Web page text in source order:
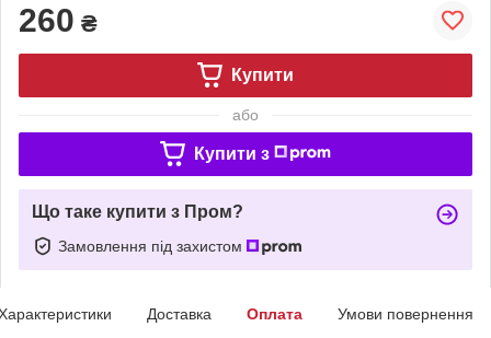
260 ₴
Купити
або
Купити з
Що таке купити з Пром?
Замовлення під захистом
Доставка Оплата Умови повернення